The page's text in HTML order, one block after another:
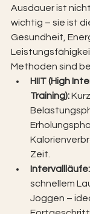
Ausdauer ist
wichtig – sie ist
Gesundheit,
Methoden sind
HIIT (High
Training):
Zeit.
Intervallläufe:
schnellem
Joggen –